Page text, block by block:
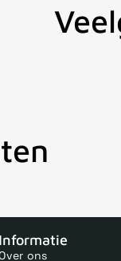
Voor 15uur
Informatie
ons